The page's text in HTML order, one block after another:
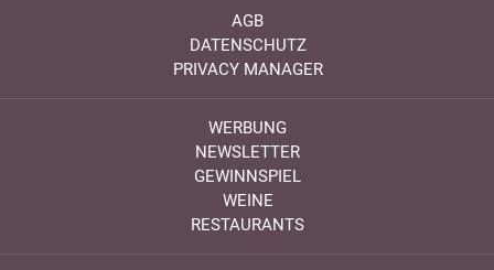
AGB
DATENSCHUTZ
PRIVACY MANAGER
WERBUNG
NEWSLETTER
GEWINNSPIEL
WEINE
RESTAURANTS